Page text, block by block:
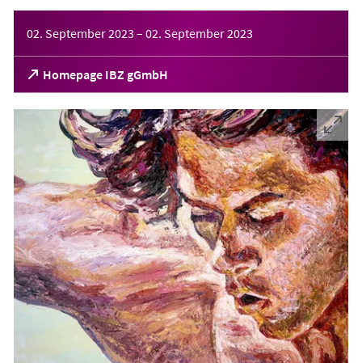
02. September 2023 – 02. September 2023
Homepage IBZ gGmbH
(Öffnet
in
einem
neuen